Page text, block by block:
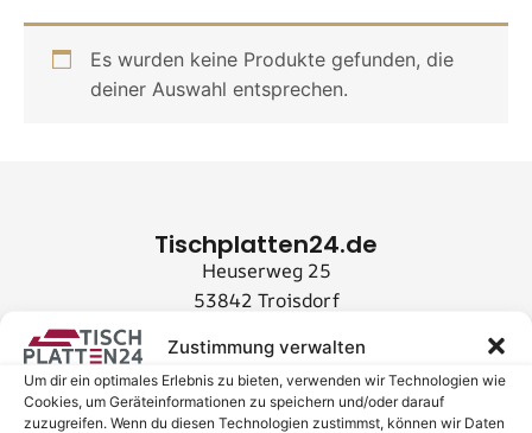
Zustimmung verwalten
Um dir ein optimales Erlebnis zu bieten, verwenden wir Technologien wie
Cookies, um Geräteinformationen zu speichern und/oder darauf
zuzugreifen. Wenn du diesen Technologien zustimmst, können wir Daten
Es wurden keine Produkte gefunden, die
deiner Auswahl entsprechen.
Tischplatten24.de
Heuserweg 25
53842 Troisdorf
hallo@tischplatten24.de
+49 (0)2241/4930274
Kategorien
Konfigurator